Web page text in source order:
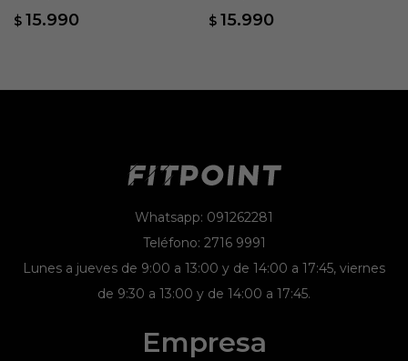
$ 15.990 $ 15.990
Whatsapp: 091262281
Teléfono: 2716 9991
Lunes a jueves de 9:00 a 13:00 y de 14:00 a 17:45, viernes
de 9:30 a 13:00 y de 14:00 a 17:45.
Empresa